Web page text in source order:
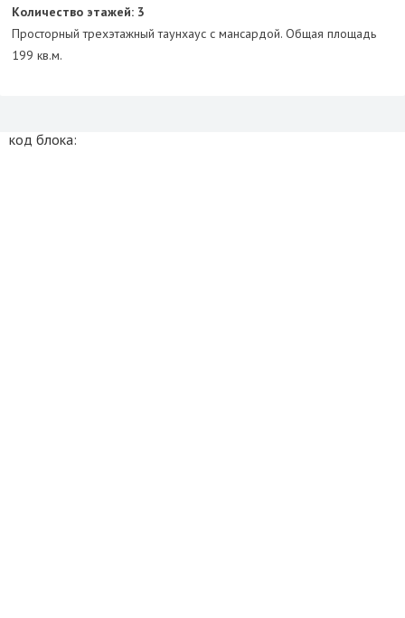
Количество этажей: 3
Просторный трехэтажный таунхаус с мансардой. Общая площадь
199 кв.м.
код блока: